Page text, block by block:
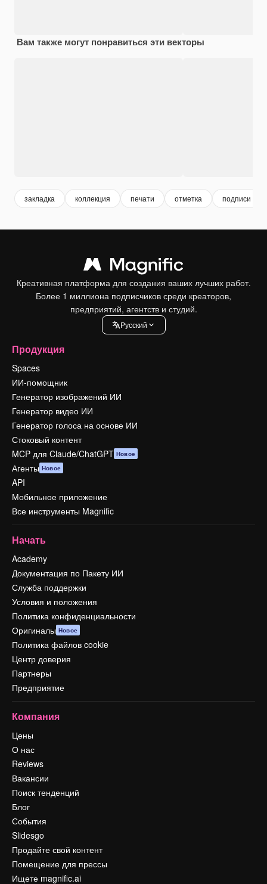
Вам также могут понравиться эти векторы
закладка коллекция печати отметка подписи
Креативная платформа для создания ваших лучших работ.
Более 1 миллиона подписчиков среди креаторов,
предприятий, агентств и студий.
Pусский
Продукция
Spaces
ИИ-помощник
Генератор изображений ИИ
Генератор видео ИИ
Генератор голоса на основе ИИ
Стоковый контент
MCP для Claude/ChatGPT Новое
Агенты Новое
API
Мобильное приложение
Все инструменты Magnific
Начать
Academy
Документация по Пакету ИИ
Служба поддержки
Условия и положения
Политика конфиденциальности
Оригиналы Новое
Политика файлов cookie
Центр доверия
Партнеры
Предприятие
Компания
Цены
О нас
Reviews
Вакансии
Поиск тенденций
Блог
События
Slidesgo
Продайте свой контент
Помещение для прессы
Ищете magnific.ai